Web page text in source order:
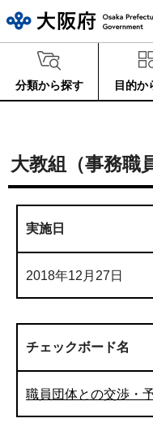
分類から探す 目的か
大教組（事務職
実施日
2018年12月27日
チェックボード名
職員団体との交渉・